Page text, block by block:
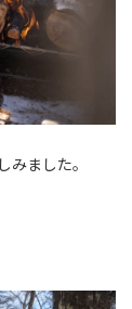
ました。